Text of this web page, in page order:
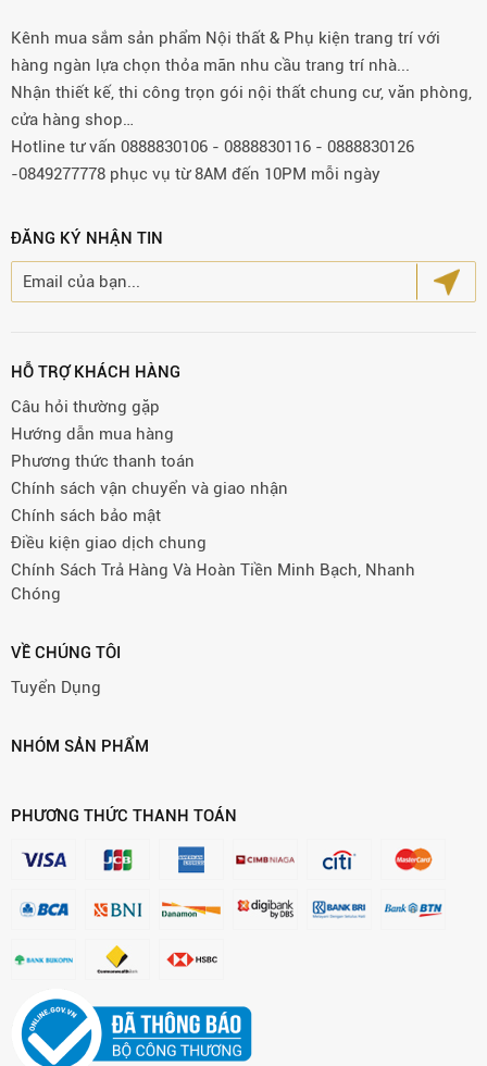
Kênh mua sắm sản phẩm Nội thất & Phụ kiện trang trí với
hàng ngàn lựa chọn thỏa mãn nhu cầu trang trí nhà...
Nhận thiết kế, thi công trọn gói nội thất chung cư, văn phòng,
cửa hàng shop…
Hotline tư vấn 0888830106 - 0888830116 - 0888830126
-0849277778 phục vụ từ 8AM đến 10PM mỗi ngày
ĐĂNG KÝ NHẬN TIN
HỖ TRỢ KHÁCH HÀNG
Câu hỏi thường gặp
Hướng dẫn mua hàng
Phương thức thanh toán
Chính sách vận chuyển và giao nhận
Chính sách bảo mật
Điều kiện giao dịch chung
Chính Sách Trả Hàng Và Hoàn Tiền Minh Bạch, Nhanh
Chóng
VỀ CHÚNG TÔI
Tuyển Dụng
NHÓM SẢN PHẨM
PHƯƠNG THỨC THANH TOÁN